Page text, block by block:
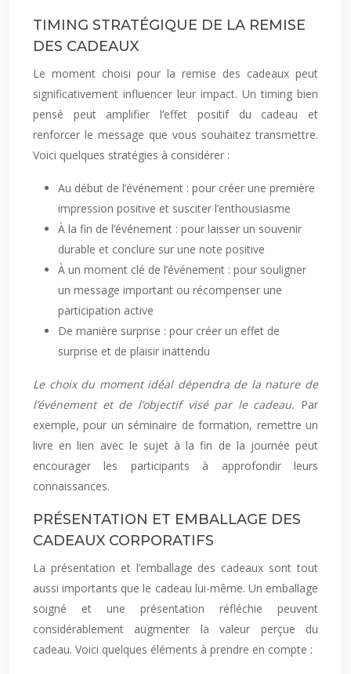
TIMING STRATÉGIQUE DE LA REMISE
DES CADEAUX
Le moment choisi pour la remise des cadeaux peut
significativement influencer leur impact. Un timing bien
pensé peut amplifier l’effet positif du cadeau et
renforcer le message que vous souhaitez transmettre.
Voici quelques stratégies à considérer :
Au début de l’événement : pour créer une première
impression positive et susciter l’enthousiasme
À la fin de l’événement : pour laisser un souvenir
durable et conclure sur une note positive
À un moment clé de l’événement : pour souligner
un message important ou récompenser une
participation active
De manière surprise : pour créer un effet de
surprise et de plaisir inattendu
Le choix du moment idéal dépendra de la nature de
l’événement et de l’objectif visé par le cadeau. Par
exemple, pour un séminaire de formation, remettre un
livre en lien avec le sujet à la fin de la journée peut
encourager les participants à approfondir leurs
connaissances.
PRÉSENTATION ET EMBALLAGE DES
CADEAUX CORPORATIFS
La présentation et l’emballage des cadeaux sont tout
aussi importants que le cadeau lui-même. Un emballage
soigné et une présentation réfléchie peuvent
considérablement augmenter la valeur perçue du
cadeau. Voici quelques éléments à prendre en compte :